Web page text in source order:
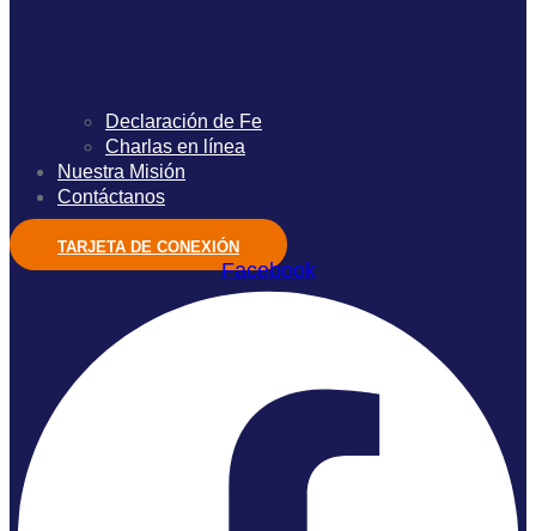
Declaración de Fe
Charlas en línea
Nuestra Misión
Contáctanos
TARJETA DE CONEXIÓN
Facebook